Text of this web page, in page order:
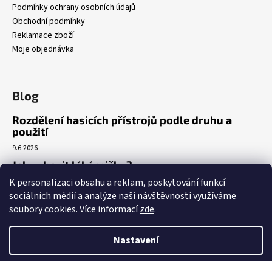
K personalizaci obsahu a reklam, poskytování funkcí
sociálních médií a analýze naší návštěvnosti využíváme
soubory cookies. Více informacízde.
Nastavení
Podmínky ochrany osobních údajů
Obchodní podmínky
Reklamace zboží
Moje objednávka
Blog
Rozdělení hasicích přístrojů podle druhu a
použití
9.6.2026
Jak vybavit lékárničku?
7.3.2026
Venkovní realizace umístění AED
5.3.2026